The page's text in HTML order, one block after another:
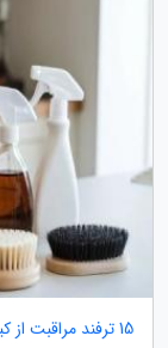
15 ترفند مراقبت از کیف و کفش چرم